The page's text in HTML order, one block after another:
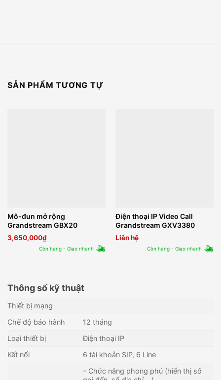
SẢN PHẨM TƯƠNG TỰ
Mô-đun mở rộng
Grandstream GBX20
3,650,000₫
Còn hàng - Giao nhanh
Điện thoại IP Video Call
Grandstream GXV3380
Liên hệ
Còn hàng - Giao nhanh
Thông số kỹ thuật
Thiết bị mạng
Chế độ bảo hành
12 tháng
Loại thiết bị
Điện thoại IP
Kết nối
6 tài khoản SIP, 6 Line
– Chức năng phong phú (hiển thị số